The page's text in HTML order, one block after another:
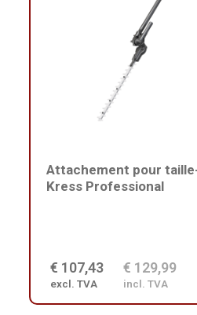
Attachement pour
Kress Professional
€ 107,43
excl. TVA
€ 129,99
incl. TVA